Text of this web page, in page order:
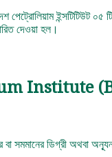
পেট্রোলিয়াম
দেওয়া হল।
Institute
ডিগ্রী অথবা অন্যূন